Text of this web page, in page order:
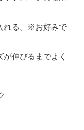
れる。※お好みで
伸びるまでよく